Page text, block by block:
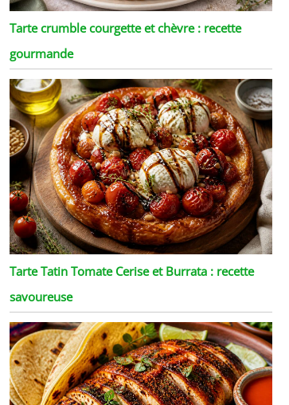
Tarte crumble courgette et chèvre : recette
gourmande
Tarte Tatin Tomate Cerise et Burrata : recette
savoureuse